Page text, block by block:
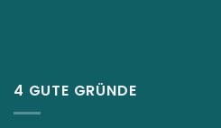
4 GUTE GRÜNDE